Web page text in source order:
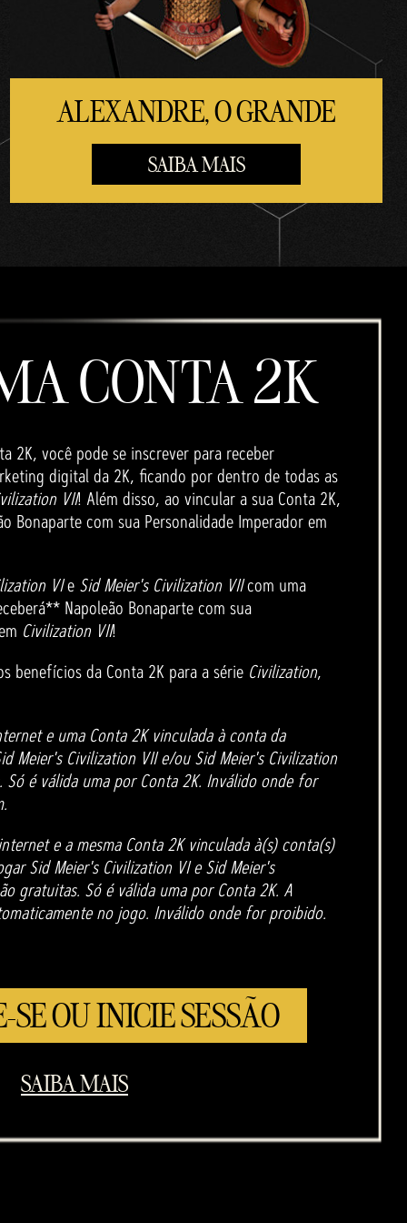
ALEXANDRE, O GRANDE
SAIBA MAIS
CONTA 2K
2K, você pode se inscrever para receber
digital da 2K, ficando por dentro de todas as
VII! Além disso, ao vincular a sua Conta 2K,
Bonaparte com sua Personalidade Imperador em
VIe Sid Meier's Civilization VIIcom uma
Napoleão Bonaparte com sua
Civilization VII!
benefícios da Conta 2K para a série Civilization,
e uma Conta 2K vinculada à conta da
Meier's Civilization VII e/ou Sid Meier's Civilization
Só é válida uma por Conta 2K. Inválido onde for
e a mesma Conta 2K vinculada à(s) conta(s)
Sid Meier's Civilization VI e Sid Meier's
gratuitas. Só é válida uma por Conta 2K. A
no jogo. Inválido onde for proibido.
SE OU INICIE SESSÃO
SAIBA MAIS